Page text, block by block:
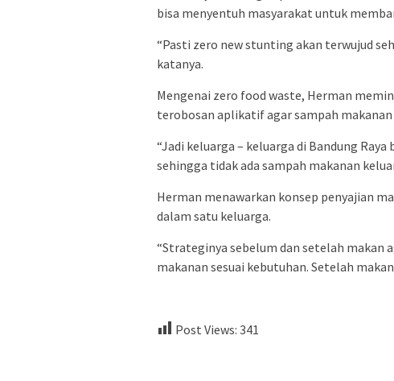
bisa menyentuh masyarakat untuk
“Pasti zero new stunting akan terwujud
katanya.
Mengenai zero food waste, Herman
terobosan aplikatif agar sampah
“Jadi keluarga – keluarga di Bandung
sehingga tidak ada sampah makanan
Herman menawarkan konsep penyajian
dalam satu keluarga.
“Strateginya sebelum dan setelah makan
makanan sesuai kebutuhan. Setelah
Post Views: 341